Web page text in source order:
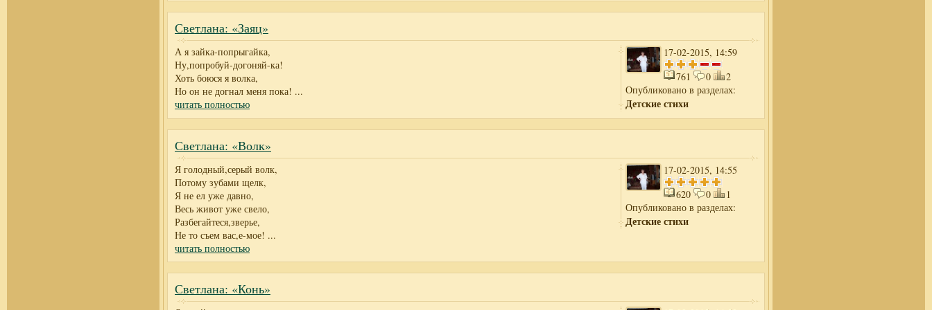
Светлана: «Заяц»
17-02-2015, 14:59
761
0
2
Опубликовано в разделах:
Детские стихи
А я зайка-попрыгайка,
Ну,попробуй-догоняй-ка!
Хоть боюся я волка,
Но он не догнал меня пока! ...
читать полностью
Светлана: «Волк»
17-02-2015, 14:55
620
0
1
Опубликовано в разделах:
Детские стихи
Я голодный,серый волк,
Потому зубами щелк,
Я не ел уже давно,
Весь живот уже свело,
Разбегайтеся,зверье,
Не то съем вас,е-мое! ...
читать полностью
Светлана: «Конь»